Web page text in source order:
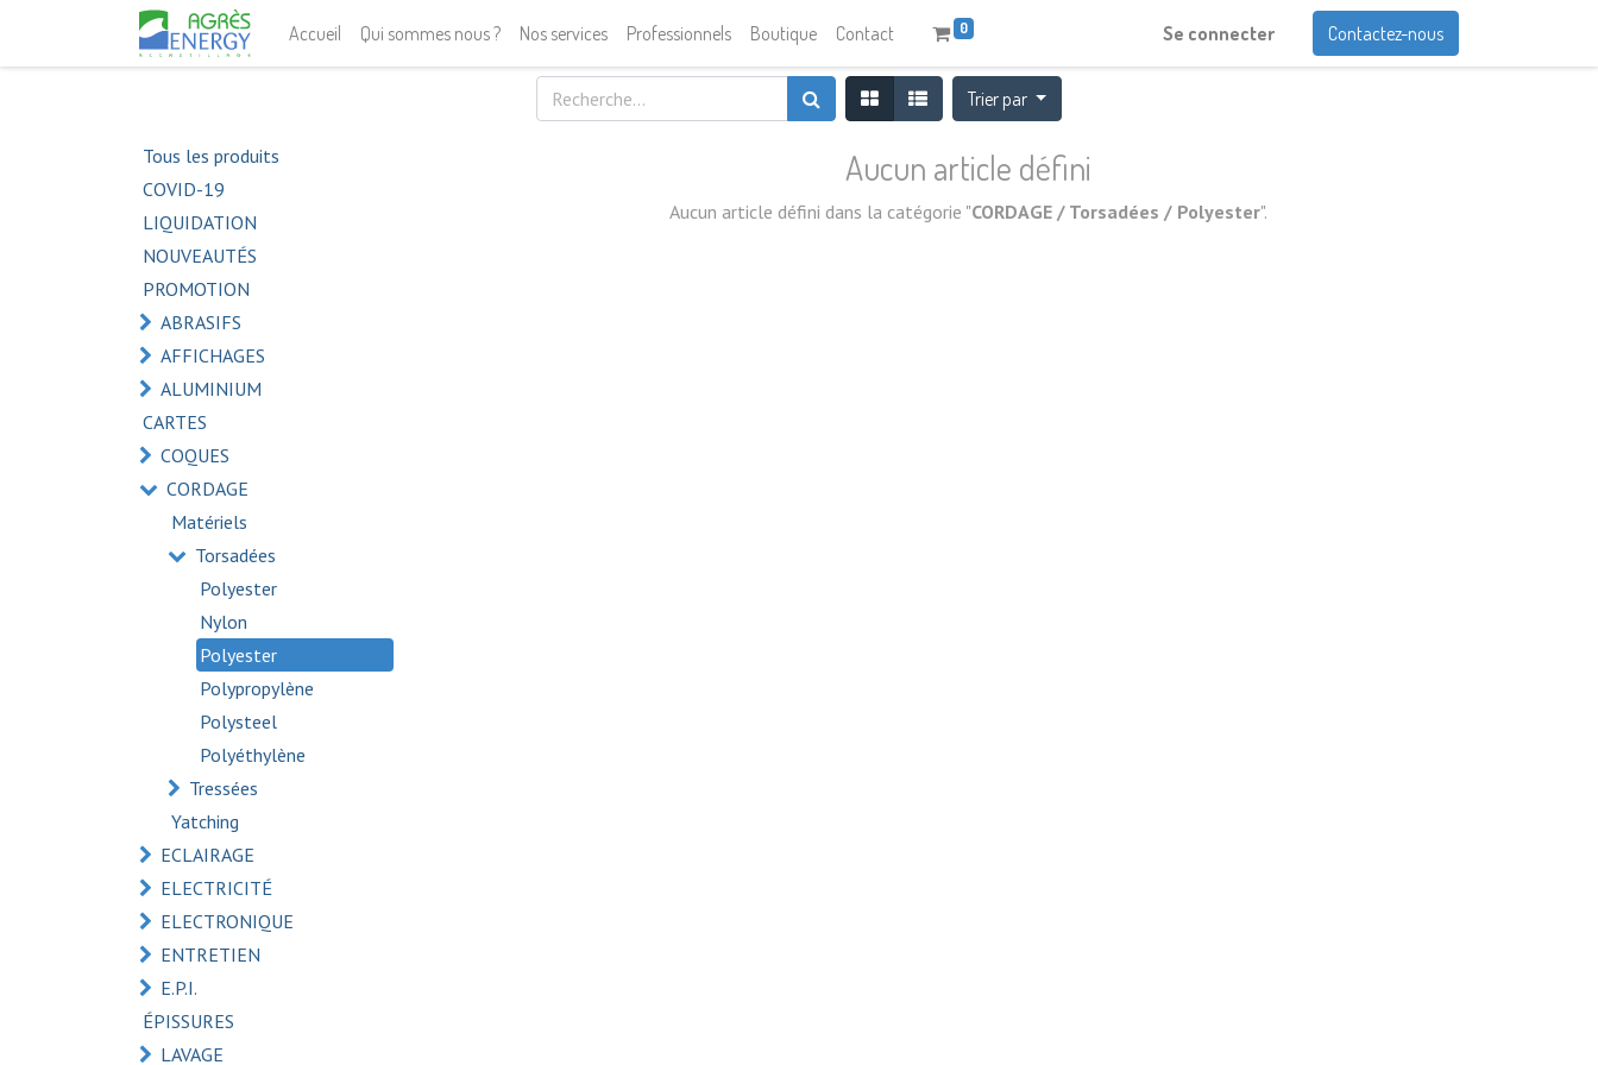
Accueil Qui sommes nous ? Nos services Professionnels Boutique Contact 0 Se connecter Contactez-nous
Trier par
Tous les produits
COVID-19
LIQUIDATION
NOUVEAUTÉS
PROMOTION
ABRASIFS
AFFICHAGES
ALUMINIUM
CARTES
COQUES
CORDAGE
Matériels
Torsadées
Polyester
Nylon
Polyester
Polypropylène
Polysteel
Polyéthylène
Tressées
Yatching
ECLAIRAGE
ELECTRICITÉ
ELECTRONIQUE
ENTRETIEN
E.P.I.
ÉPISSURES
LAVAGE
Aucun article défini
Aucun article défini dans la catégorie "CORDAGE / Torsadées / Polyester".